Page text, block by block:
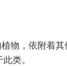
，依附着其
类。